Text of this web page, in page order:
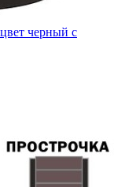
черный с